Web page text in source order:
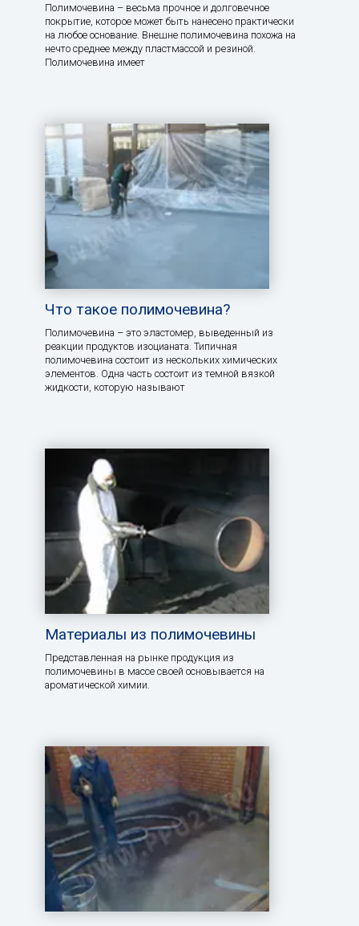
Полимочевина – весьма прочное и долговечное
покрытие, которое может быть нанесено практически
на любое основание. Внешне полимочевина похожа на
нечто среднее между пластмассой и резиной.
Полимочевина имеет
Что такое полимочевина?
Полимочевина – это эластомер, выведенный из
реакции продуктов изоцианата. Типичная
полимочевина состоит из нескольких химических
элементов. Одна часть состоит из темной вязкой
жидкости, которую называют
Материалы из полимочевины
Представленная на рынке продукция из
полимочевины в массе своей основывается на
ароматической химии.